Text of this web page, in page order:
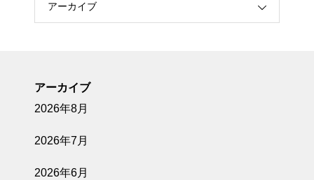
アーカイブ
アーカイブ
2026年8月
2026年7月
2026年6月